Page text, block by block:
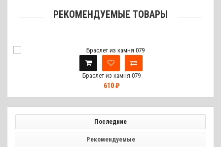
РЕКОМЕНДУЕМЫЕ ТОВАРЫ
Браслет из камня 079
610 ₽
Последние
Рекомендуемые